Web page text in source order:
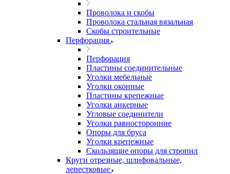
Проволока и скобы
Проволока стальная вязальная
Скобы строительные
Перфорация
Перфорация
Пластины соединительные
Уголки мебельные
Уголки оконные
Пластины крепежные
Уголки анкерные
Угловые соединители
Уголки равносторонние
Опоры для бруса
Уголки крепежные
Скользящие опоры для стропил
Круги отрезные, шлифовальные,
лепестковые